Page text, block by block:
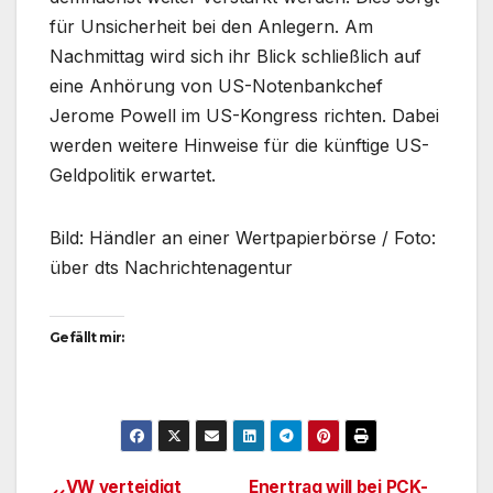
für Unsicherheit bei den Anlegern. Am
Nachmittag wird sich ihr Blick schließlich auf
eine Anhörung von US-Notenbankchef
Jerome Powell im US-Kongress richten. Dabei
werden weitere Hinweise für die künftige US-
Geldpolitik erwartet.
Bild: Händler an einer Wertpapierbörse / Foto:
über dts Nachrichtenagentur
Gefällt mir:
Enertrag will bei PCK-
VW verteidigt